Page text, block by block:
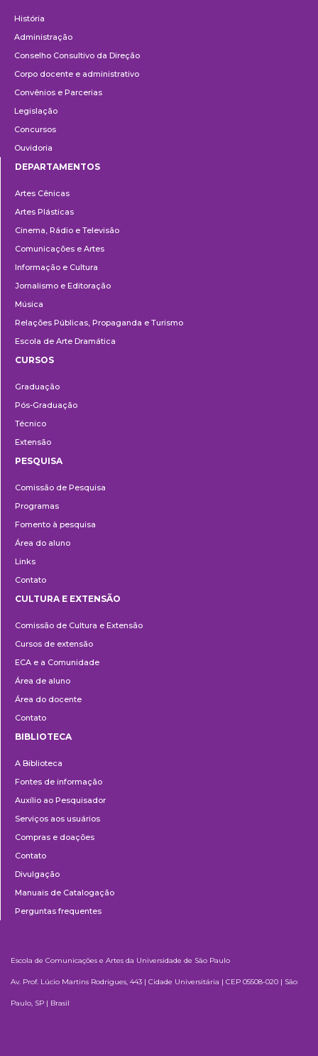
História
Administração
Conselho Consultivo da Direção
Corpo docente e administrativo
Convênios e Parcerias
Legislação
Concursos
Ouvidoria
DEPARTAMENTOS
Artes Cênicas
Artes Plásticas
Cinema, Rádio e Televisão
Comunicações e Artes
Informação e Cultura
Jornalismo e Editoração
Música
Relações Públicas, Propaganda e Turismo
Escola de Arte Dramática
CURSOS
Graduação
Pós-Graduação
Técnico
Extensão
PESQUISA
Comissão de Pesquisa
Programas
Fomento à pesquisa
Área do aluno
Links
Contato
e
Extensão
CULTURA E EXTENSÃO
Comissão de Cultura e Extensão
Cursos de extensão
ECA e a Comunidade
Área de aluno
Área do docente
Contato
BIBLIOTECA
A Biblioteca
Fontes de informação
Auxílio ao Pesquisador
Serviços aos usuários
Compras e doações
Contato
Divulgação
Manuais de Catalogação
Perguntas frequentes
Escola de Comunicações e Artes da Universidade de São Paulo
Av. Prof. Lúcio Martins Rodrigues, 443 | Cidade Universitária | CEP 05508-020 | São
Paulo, SP | Brasil